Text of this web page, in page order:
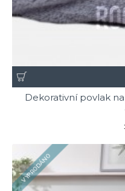
Dekorativní povlak
VYPRODÁNO